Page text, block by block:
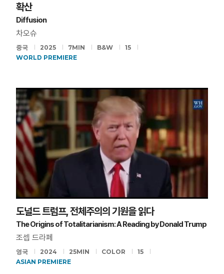
확산
Diffusion
차오슈
중국 2025 7MIN B&W
15
WORLD PREMIERE
도널드 트럼프, 전체주의의 기원을 읽다
The Origins of Totalitarianism: A Reading by Donald Trump
조셉 드라페
영국 2024 25MIN COLOR
15
ASIAN PREMIERE